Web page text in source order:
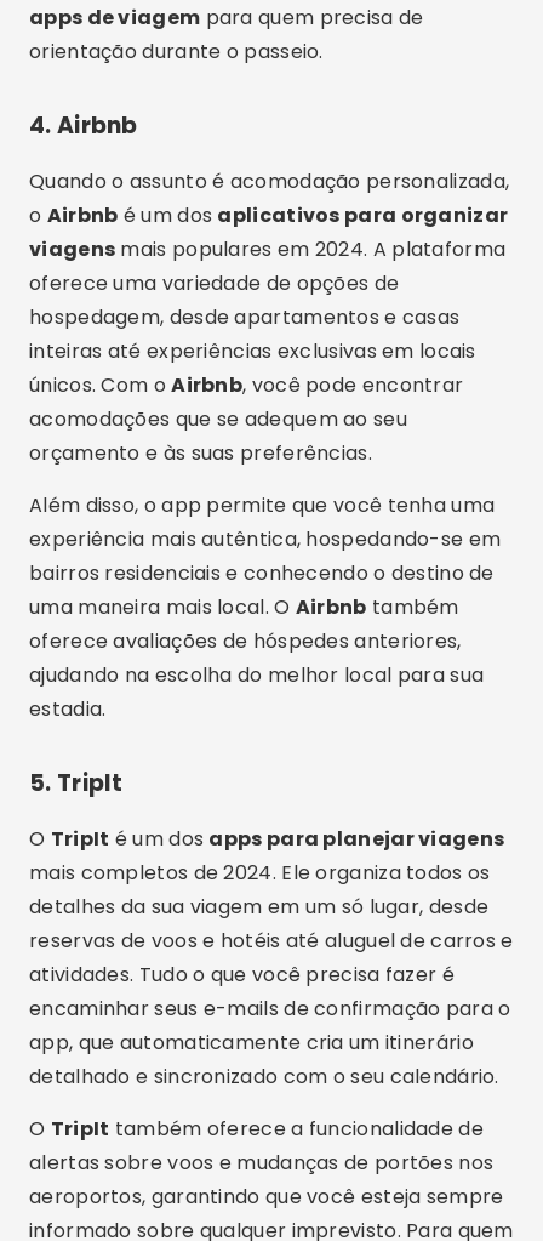
apps de viagem para quem precisa de
orientação durante o passeio.
4.Airbnb
Quando o assunto é acomodação personalizada,
o Airbnb é um dos aplicativos para organizar
viagens mais populares em 2024. A plataforma
oferece uma variedade de opções de
hospedagem, desde apartamentos e casas
inteiras até experiências exclusivas em locais
únicos. Com oAirbnb, você pode encontrar
acomodações que se adequem ao seu
orçamento e às suas preferências.
Além disso, o app permite que você tenha uma
experiência mais autêntica, hospedando-se em
bairros residenciais e conhecendo o destino de
uma maneira mais local. O Airbnb também
oferece avaliações de hóspedes anteriores,
ajudando na escolha do melhor local para sua
estadia.
5. TripIt
O TripIt é um dos apps para planejar viagens
mais completos de 2024. Ele organiza todos os
detalhes da sua viagem em um só lugar, desde
reservas de voos e hotéis até aluguel de carros e
atividades. Tudo o que você precisa fazer é
encaminhar seus e-mails de confirmação para o
app, que automaticamente cria um itinerário
detalhado e sincronizado com o seu calendário.
O TripIt também oferece a funcionalidade de
alertas sobre voos e mudanças de portões nos
aeroportos, garantindo que você esteja sempre
informado sobre qualquer imprevisto. Para quem